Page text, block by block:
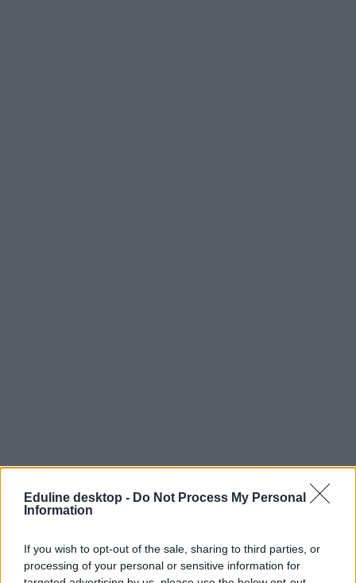
Eduline desktop - Do Not Process My Personal
Information
If you wish to opt-out of the sale, sharing to third parties, or
processing of your personal or sensitive information for